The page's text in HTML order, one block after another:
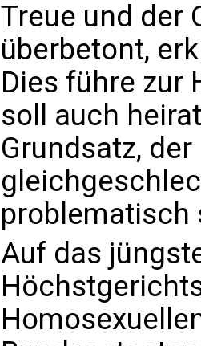
Treue und der
überbetont,
Dies führe zur
soll auch
Grundsatz,
problematisch
Auf das